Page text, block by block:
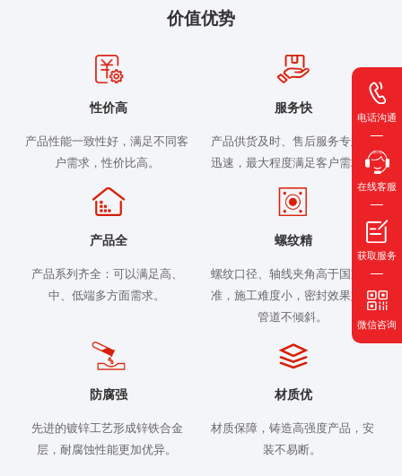
价值优势
性价高
产品性能一致性好，满足不同客
户需求，性价比高。
服务快
产品供货及时、售后服务专业、
迅速，最大程度满足客户需求。
产品全
产品系列齐全：可以满足高、
中、低端多方面需求。
螺纹精
螺纹口径、轴线夹角高于国家标
准，施工难度小，密封效果好，
管道不倾斜。
防腐强
先进的镀锌工艺形成锌铁合金
层，耐腐蚀性能更加优异。
材质优
材质保障，铸造高强度产品，安
装不易断。
电话沟通
在线客服
获取服务
微信咨询